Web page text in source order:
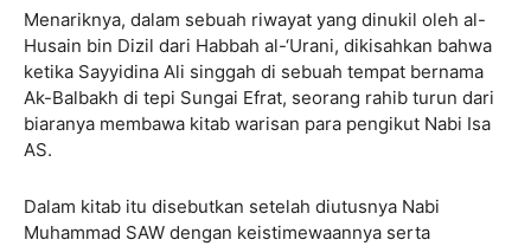
Menariknya, dalam sebuah riwayat yang dinukil oleh al-
Husain bin Dizil dari Habbah al-‘Urani, dikisahkan bahwa
ketika Sayyidina Ali singgah di sebuah tempat bernama
Ak-Balbakh di tepi Sungai Efrat, seorang rahib turun dari
biaranya membawa kitab warisan para pengikut Nabi Isa
AS.
Dalam kitab itu disebutkan setelah diutusnya Nabi
Muhammad SAW dengan keistimewaannya serta